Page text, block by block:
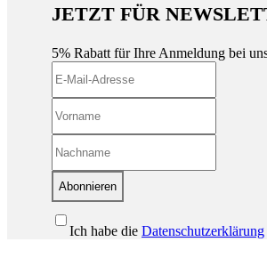
JETZT FÜR
5% Rabatt für Ihre Anmeldung bei
Abonnieren
Ich habe die Datenschutzerklärung